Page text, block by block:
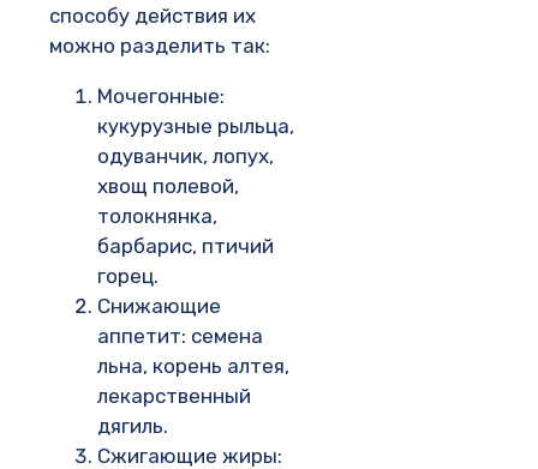
способу действия их
можно разделить так:
Мочегонные:
кукурузные рыльца,
одуванчик, лопух,
хвощ полевой,
толокнянка,
барбарис, птичий
горец.
Снижающие
аппетит: семена
льна, корень алтея,
лекарственный
дягиль.
Сжигающие жиры: